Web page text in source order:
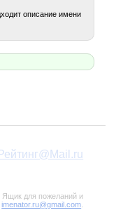
описание имени
для пожеланий и
imenator.ru@gmail.com